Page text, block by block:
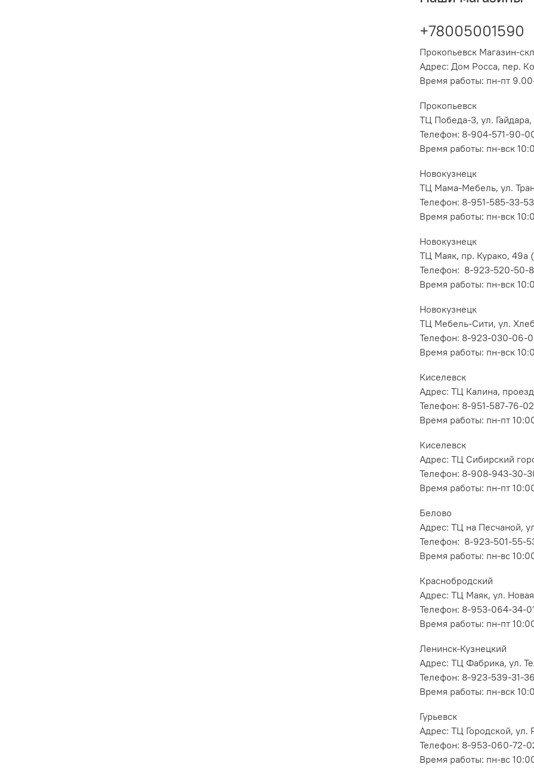
+78005001590
Прокопьевск Магазин-
Адрес: Дом Росса, пер.
Время работы: пн-пт
Прокопьевск
ТЦ Победа-3, ул. Гайдара,
Телефон: 8-904-571-90-
Время работы: пн-вск
Новокузнецк
ТЦ Мама-Мебель, ул.
Телефон: 8-951-585-33-53
Время работы: пн-вск
Новокузнецк
ТЦ Маяк, пр. Курако, 49а
Телефон: 8-923-520-50-
Время работы: пн-вск
Новокузнецк
ТЦ Мебель-Сити, ул.
Телефон: 8-923-030-06-
Время работы: пн-вск
Киселевск
Адрес: ТЦ Калина,
Телефон: 8-951-587-76-02
Время работы: пн-пт
Киселевск
Адрес: ТЦ Сибирский
Телефон: 8-908-943-30-
Время работы: пн-пт
Белово
Адрес: ТЦ на Песчаной,
Телефон: 8-923-501-55-
Время работы: пн-вс
Краснобродский
Адрес: ТЦ Маяк, ул.
Телефон: 8-953-064-34-
Время работы: пн-пт
Ленинск-Кузнецкий
Адрес: ТЦ Фабрика, ул.
Телефон: 8-923-539-31-
Время работы: пн-вск
Гурьевск
Адрес: ТЦ Городской,
Телефон: 8-953-060-72-
Время работы: пн-вс